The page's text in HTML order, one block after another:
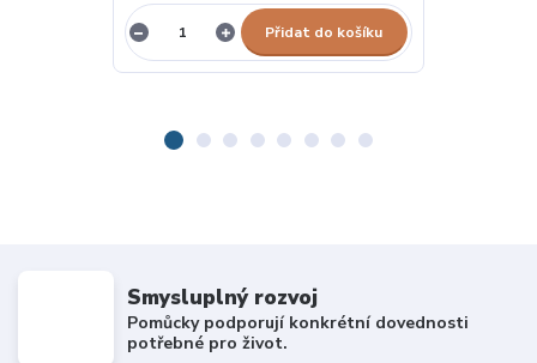
Přidat do košíku
Smysluplný rozvoj
Pomůcky podporují konkrétní dovednosti
potřebné pro život.